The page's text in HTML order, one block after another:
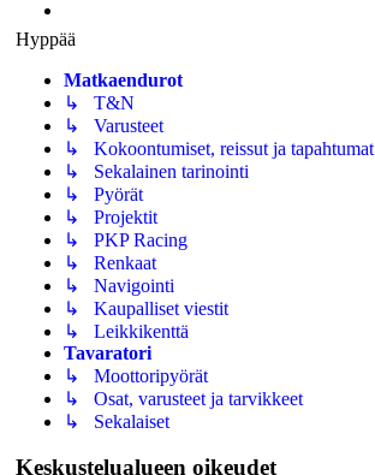
Hyppää
Matkaendurot
↳ T&N
↳ Varusteet
↳ Kokoontumiset, reissut ja tapahtumat
↳ Sekalainen tarinointi
↳ Pyörät
↳ Projektit
↳ PKP Racing
↳ Renkaat
↳ Navigointi
↳ Kaupalliset viestit
↳ Leikkikenttä
Tavaratori
↳ Moottoripyörät
↳ Osat, varusteet ja tarvikkeet
↳ Sekalaiset
Keskustelualueen oikeudet